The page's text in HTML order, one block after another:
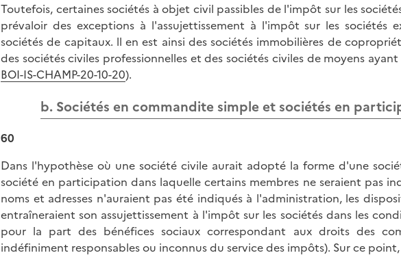
Toutefois, certaines sociétés à objet civil passibles de l'impôt sur les
prévaloir des exceptions à l'assujettissement à l'impôt sur les sociétés
sociétés de capitaux. ll en est ainsi des sociétés immobilières de
des sociétés civiles professionnelles et des sociétés civiles de moyens
BOI-IS-CHAMP-20-10-20).
b. Sociétés en commandite simple et sociétés en
60
Dans l'hypothèse où une société civile aurait adopté la forme d'une
société en participation dans laquelle certains membres ne seraient pas
noms et adresses n'auraient pas été indiqués à l'administration, les
entraîneraient son assujettissement à l'impôt sur les sociétés dans les
pour la part des bénéfices sociaux correspondant aux droits des
indéfiniment responsables ou inconnus du service des impôts). Sur ce